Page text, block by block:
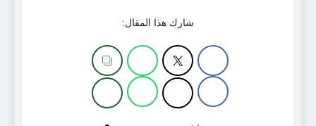
شارك هذا المقال: